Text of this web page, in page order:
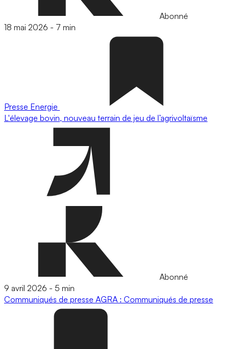
Abonné
18 mai 2026 - 7 min
Presse Energie
L'élevage bovin, nouveau terrain de jeu de l’agrivoltaïsme
Abonné
9 avril 2026 - 5 min
Communiqués de presse AGRA : Communiqués de presse